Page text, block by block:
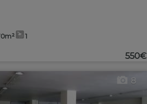
1
550€
8